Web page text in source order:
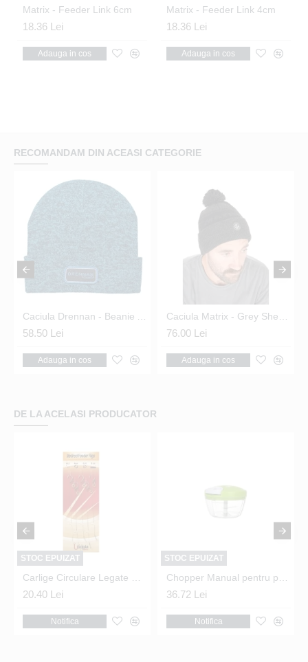
Matrix - Feeder Link 6cm
18.36 Lei
Adauga in cos
Matrix - Feeder Link 4cm
18.36 Lei
Adauga in cos
RECOMANDAM DIN ACEASI CATEGORIE
58.50 Lei
Adauga in cos
76.00 Lei
Adauga in cos
DE LA ACELASI PRODUCATOR
STOC EPUIZAT
20.40 Lei
Notifica
STOC EPUIZAT
36.72 Lei
Notifica